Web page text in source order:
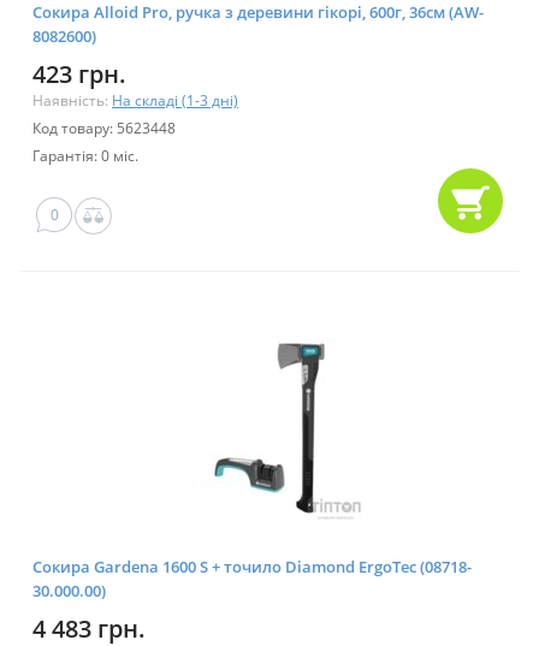
Сокира Alloid Pro, ручка з деревини гікорі, 600г, 36см (AW-
8082600)
423 грн.
Наявність: На складі (1-3 дні)
Код товару: 5623448
Гарантія: 0 міс.
0
Сокира Gardena 1600 S + точило Diamond ErgoTec (08718-
30.000.00)
4 483 грн.